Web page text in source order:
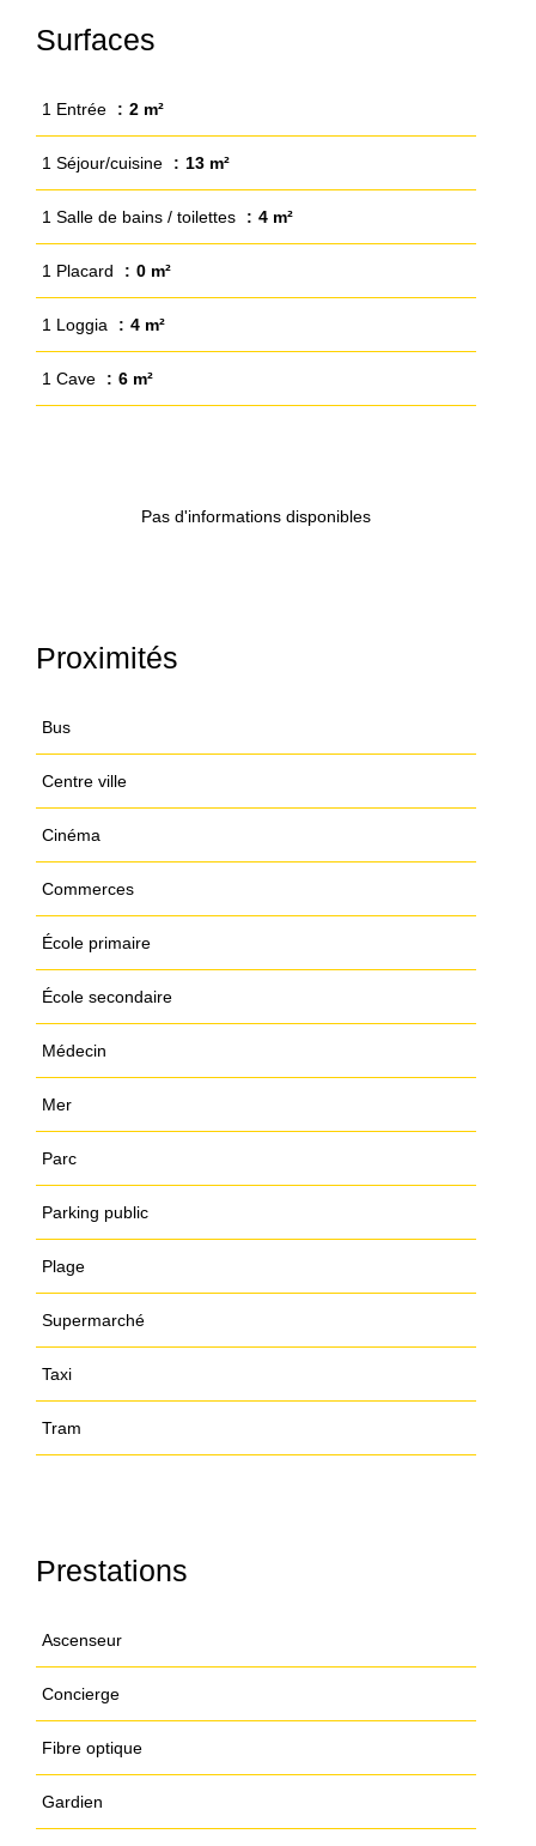
Surfaces
1 Entrée 2 m²
1 Séjour/cuisine 13 m²
1 Salle de bains / toilettes 4 m²
1 Placard 0 m²
1 Loggia 4 m²
1 Cave 6 m²
Pas d'informations disponibles
Proximités
Bus
Centre ville
Cinéma
Commerces
École primaire
École secondaire
Médecin
Mer
Parc
Parking public
Plage
Supermarché
Taxi
Tram
Prestations
Ascenseur
Concierge
Fibre optique
Gardien